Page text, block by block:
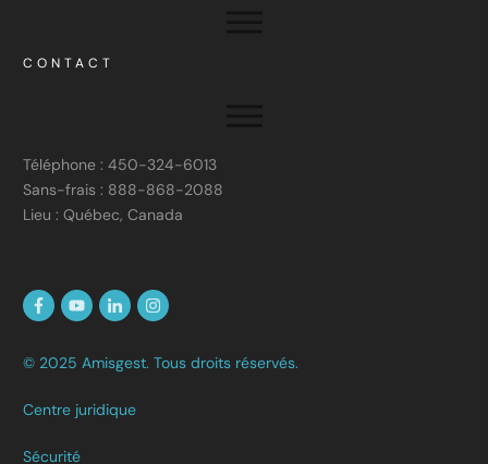
CONTACT
Téléphone : 450-324-6013
Sans-frais : 888-868-2088
Lieu : Québec, Canada
© 2025 Amisgest. Tous droits réservés.
Centre juridique
Sécurité